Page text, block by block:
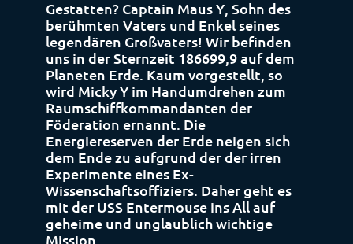
Gestatten? Captain Maus Y, Sohn des
berühmten Vaters und Enkel seines
legendären Großvaters! Wir befinden
uns in der Sternzeit 186699,9 auf dem
Planeten Erde. Kaum vorgestellt, so
wird Micky Y im Handumdrehen zum
Raumschiffkommandanten der
Föderation ernannt. Die
Energiereserven der Erde neigen sich
dem Ende zu aufgrund der der irren
Experimente eines Ex-
Wissenschaftsoffiziers. Daher geht es
mit der USS Entermouse ins All auf
geheime und unglaublich wichtige
Mission…